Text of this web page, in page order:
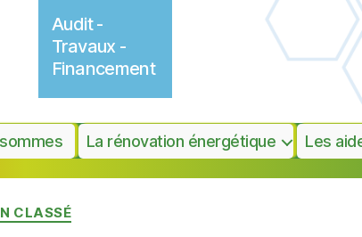
Audit -
Travaux -
Financement
La rénovation énergétique Les
Catégories
CLASSÉ